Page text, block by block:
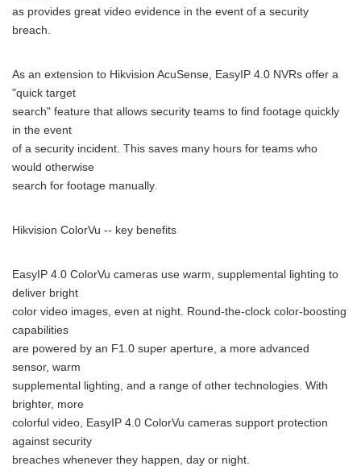
as provides great video evidence in the event of a security
breach.
As an extension to Hikvision AcuSense, EasyIP 4.0 NVRs offer a
"quick target
search" feature that allows security teams to find footage quickly
in the event
of a security incident. This saves many hours for teams who
would otherwise
search for footage manually.
Hikvision ColorVu -- key benefits
EasyIP 4.0 ColorVu cameras use warm, supplemental lighting to
deliver bright
color video images, even at night. Round-the-clock color-boosting
capabilities
are powered by an F1.0 super aperture, a more advanced
sensor, warm
supplemental lighting, and a range of other technologies. With
brighter, more
colorful video, EasyIP 4.0 ColorVu cameras support protection
against security
breaches whenever they happen, day or night.